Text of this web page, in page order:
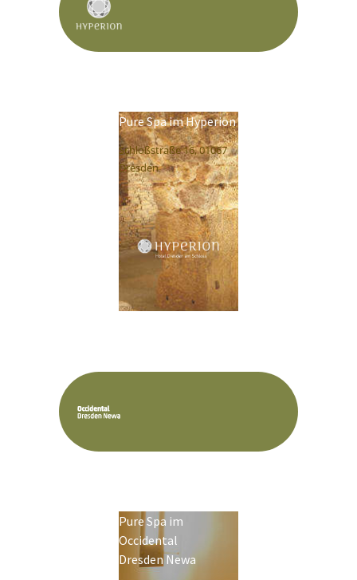
Pure Spa im Hyperion
Schloßstraße 16, 01067
Dresden
Pure Spa im
Occidental
Dresden Newa